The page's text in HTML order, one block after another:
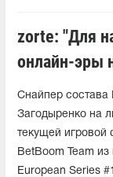
zorte: "Для
онлайн-эры
Снайпер состава
Загодыренко на
текущей
BetBoom Team
European Series